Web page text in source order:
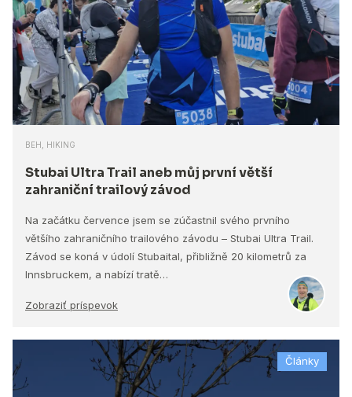
BEH, HIKING
Stubai Ultra Trail aneb můj první větší
zahraniční trailový závod
Na začátku července jsem se zúčastnil svého prvního
většího zahraničního trailového závodu – Stubai Ultra Trail.
Závod se koná v údolí Stubaital, přibližně 20 kilometrů za
Innsbruckem, a nabízí tratě…
Zobraziť príspevok
Články